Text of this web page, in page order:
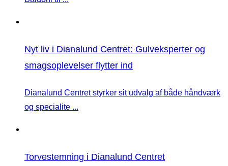
Nyt liv i Dianalund Centret: Gulveksperter og
smagsoplevelser flytter ind
Dianalund Centret styrker sit udvalg af både håndværk
og specialite ...
Torvestemning i Dianalund Centret